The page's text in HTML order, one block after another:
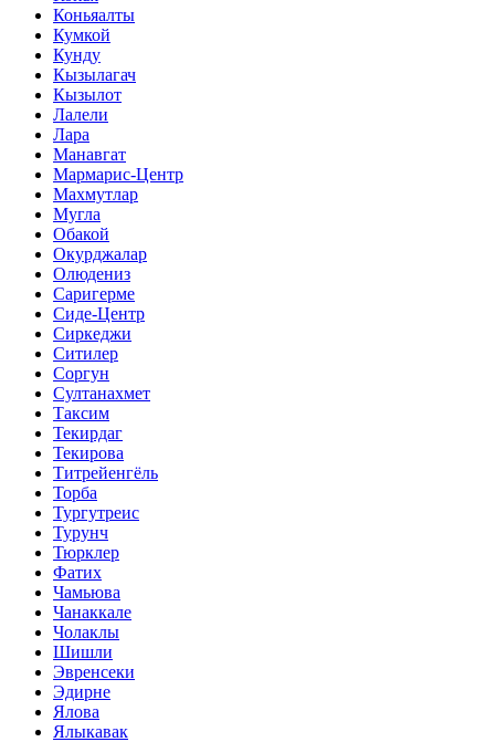
Коньяалты
Кумкой
Кунду
Кызылагач
Кызылот
Лалели
Лара
Манавгат
Мармарис-Центр
Махмутлар
Мугла
Обакой
Окурджалар
Олюдениз
Саригерме
Сиде-Центр
Сиркеджи
Ситилер
Соргун
Султанахмет
Таксим
Текирдаг
Текирова
Титрейенгёль
Торба
Тургутреис
Турунч
Тюрклер
Фатих
Чамьюва
Чанаккале
Чолаклы
Шишли
Эвренсеки
Эдирне
Ялова
Ялыкавак